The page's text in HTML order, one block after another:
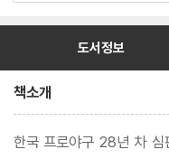
도서정보
책소개
한국 프로야구 28년 차 심